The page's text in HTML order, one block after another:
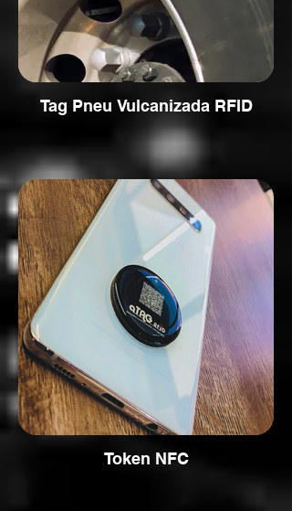
Tag Pneu Vulcanizada RFID
Token NFC